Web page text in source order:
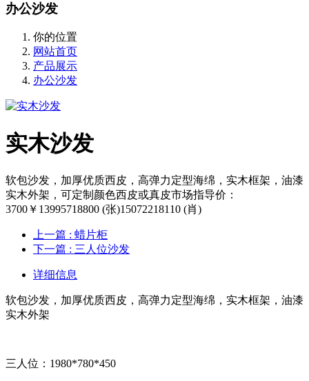
办公沙发
你的位置
网站首页
产品展示
办公沙发
实木沙发
软包沙发，加厚优质西皮，高弹力定型海绵，实木框架，油漆
实木外架，可定制颜色西皮或真皮市场指导价：
3700￥13995718800 (张)15072218110 (肖)
上一篇 : 蜡片柜
下一篇 : 三人位沙发
详细信息
软包沙发，加厚优质西皮，高弹力定型海绵，实木框架，油漆
实木外架
三人位：1980*780*450